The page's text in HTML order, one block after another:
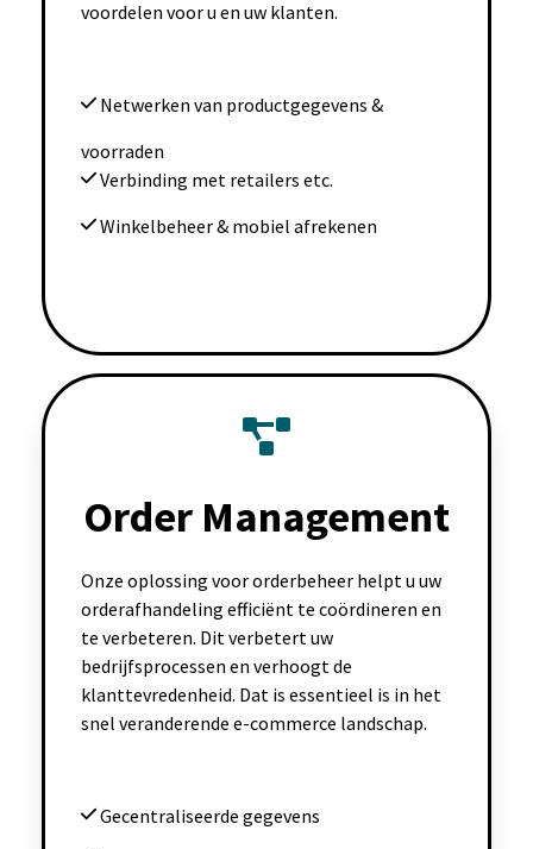
voordelen voor u en uw klanten.
Netwerken van productgegevens &
voorraden
Verbinding met retailers etc.
Winkelbeheer & mobiel afrekenen
Order Management
Onze oplossing voor orderbeheer helpt u uw
orderafhandeling efficiënt te coördineren en
te verbeteren. Dit verbetert uw
bedrijfsprocessen en verhoogt de
klanttevredenheid. Dat is essentieel is in het
snel veranderende e-commerce landschap.
Gecentraliseerde gegevens